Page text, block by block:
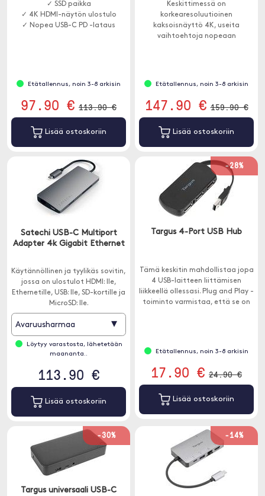
✓ SSD paikka
✓ 4K HDMI-näytön ulostulo
✓ Nopea USB-C PD -lataus
Etätallennus, noin 3-8 arkisin
97.90 € 113.90 €
Lisää ostoskoriin
Keskittimessä on
korkearesoluutioinen
kaksoisnäyttö 4K, useita
vaihtoehtoja nopeaan
Etätallennus, noin 3-8 arkisin
147.90 € 159.90 €
Lisää ostoskoriin
Satechi USB-C Multiport
Adapter 4k Gigabit Ethernet
Käytännöllinen ja tyylikäs sovitin,
jossa on ulostulot HDMI: lle,
Ethernetille, USB: lle, SD-kortille ja
MicroSD: lle.
Avaruusharmaa ▾
Löytyy varastosta, lähetetään
maananta..
113.90 €
Lisää ostoskoriin
-28%
Targus 4-Port USB Hub
Tämä keskitin mahdollistaa jopa
4 USB-laitteen liittämisen
liikkeellä ollessasi. Plug and Play -
toiminto varmistaa, että se on
Etätallennus, noin 3-8 arkisin
17.90 € 24.90 €
Lisää ostoskoriin
-30%
Targus universaali USB-C
-14%